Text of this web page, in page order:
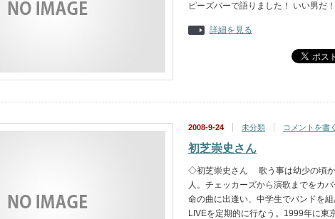
ピーズバーで語りました！ いい男だ
詳細を見る
2008-9-24 未分類 コメントを書く
初芝崇史さん
◇初芝崇史さん 歌う事は幼少の頃か
人。チェッカーズから演歌までをカ
命の曲に出逢い、中学生でバンドを
LIVEを定期的に行なう。1999年に東